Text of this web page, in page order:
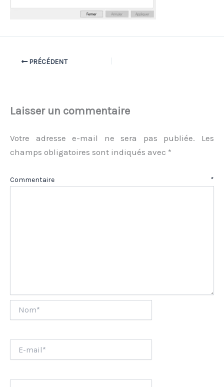
PRÉCÉDENT
Laisser un commentaire
Votre adresse e-mail ne sera pas publiée.
Les
champs obligatoires sont indiqués avec *
Commentaire *
mail*